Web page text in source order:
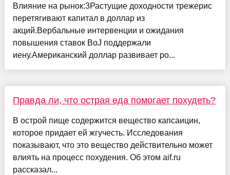
Влияние на рынок:3Растущие доходности трежерис
перетягивают капитал в доллар из
акций.Вербальные интервенции и ожидания
повышения ставок BoJ поддержали
иену.Американский доллар развивает ро...
Правда ли, что острая еда помогает похудеть?
В острой пище содержится вещество капсаицин,
которое придает ей жгучесть. Исследования
показывают, что это вещество действительно может
влиять на процесс похудения. Об этом aif.ru
рассказал...